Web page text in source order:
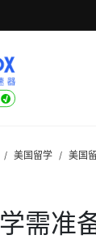
√
/ 美国留学 / 美国
需准